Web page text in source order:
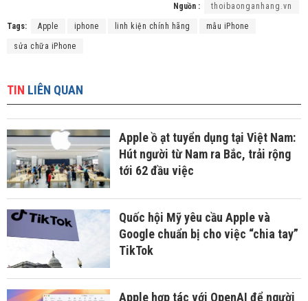
Nguồn : thoibaonganhang.vn
Tags: Apple iphone linh kiện chính hãng mẫu iPhone
sửa chữa iPhone
TIN LIÊN QUAN
Apple ồ ạt tuyển dụng tại Việt Nam:
Hút người từ Nam ra Bắc, trải rộng
tới 62 đầu việc
Quốc hội Mỹ yêu cầu Apple và
Google chuẩn bị cho việc “chia tay”
TikTok
Apple hợp tác với OpenAI để người